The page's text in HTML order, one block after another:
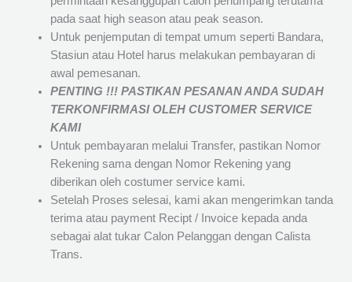
pada saat high season atau peak season.
Untuk penjemputan di tempat umum seperti Bandara,
Stasiun atau Hotel harus melakukan pembayaran di
awal pemesanan.
PENTING !!! PASTIKAN PESANAN ANDA SUDAH
TERKONFIRMASI OLEH CUSTOMER SERVICE
KAMI
Untuk pembayaran melalui Transfer, pastikan Nomor
Rekening sama dengan Nomor Rekening yang
diberikan oleh costumer service kami.
Setelah Proses selesai, kami akan mengerimkan tanda
terima atau payment Recipt / Invoice kepada anda
sebagai alat tukar Calon Pelanggan dengan Calista
Trans.